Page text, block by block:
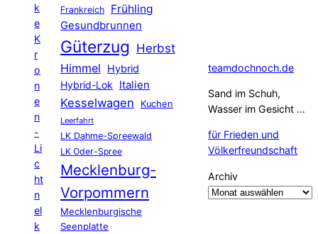
k
e
K
r
o
n
e
n
-
Li
c
ht
n
el
k
Frankreich Frühling
Gesundbrunnen
Güterzug Herbst
Himmel
Hybrid
Hybrid-Lok Italien
Kesselwagen Kuchen
Leerfahrt
LK Dahme-Spreewald
LK Oder-Spree
Mecklenburg-
Vorpommern
Mecklenburgische
Seenplatte
teamdochnoch.de
Sand im Schuh,
Wasser im Gesicht …
für Frieden und
Völkerfreundschaft
Archiv